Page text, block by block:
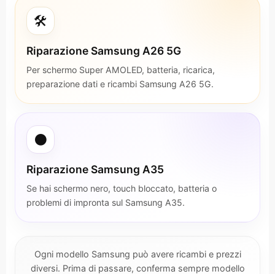
🛠️
Riparazione Samsung A26 5G
Per schermo Super AMOLED, batteria, ricarica,
preparazione dati e ricambi Samsung A26 5G.
⚫
Riparazione Samsung A35
Se hai schermo nero, touch bloccato, batteria o
problemi di impronta sul Samsung A35.
Ogni modello Samsung può avere ricambi e prezzi
diversi. Prima di passare, conferma sempre modello